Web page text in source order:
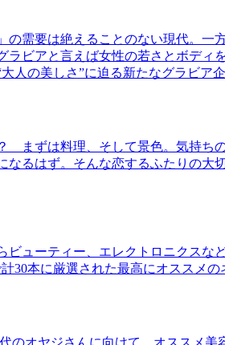
の需要は絶えることのない現代。
ラビアと言えば女性の若さとボデ
人の美しさ”に迫る新たなグラビア企
まずは料理、そして景色。気持ち
るはず。そんな恋するふたりの
ューティー、エレクトロニクス
30本に厳選された最高にオススメ
のオヤジさんに向けて、オススメ